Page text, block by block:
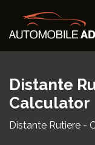
Distante
Calculator
Distante Rutiere -